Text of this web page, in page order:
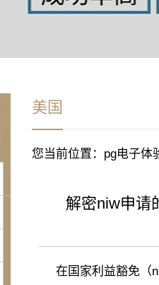
美国
您当前位置： pg电子体
解密niw申请
在国家利益豁免（